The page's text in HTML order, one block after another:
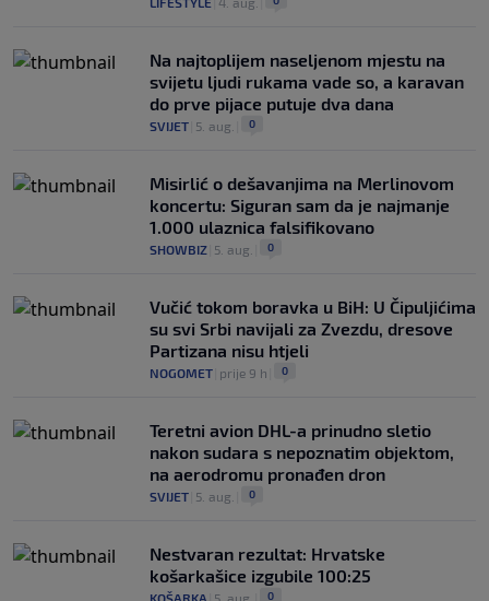
Na najtoplijem naseljenom mjestu na
svijetu ljudi rukama vade so, a karavan
do prve pijace putuje dva dana
SVIJET 5. aug. 0
Misirlić o dešavanjima na Merlinovom
koncertu: Siguran sam da je najmanje
1.000 ulaznica falsifikovano
SHOWBIZ 5. aug. 0
Vučić tokom boravka u BiH: U Čipuljićima
su svi Srbi navijali za Zvezdu, dresove
Partizana nisu htjeli
NOGOMET prije 9 h 0
Teretni avion DHL-a prinudno sletio
nakon sudara s nepoznatim objektom,
na aerodromu pronađen dron
SVIJET 5. aug. 0
Nestvaran rezultat: Hrvatske
košarkašice izgubile 100:25
KOŠARKA 5. aug. 0